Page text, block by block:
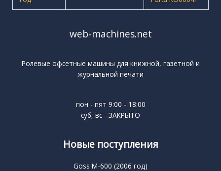
web-machines.net
Ролевые офсетные машины для книжной, газетной и
журнальной печати
пон - пят 9:00 - 18:00
суб, вс - ЗАКРЫТО
Новые поступления
Goss M-600 (2006 год)